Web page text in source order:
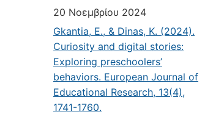
20 Νοεμβρίου 2024
Gkantia, E., & Dinas, K. (2024).
Curiosity and digital stories:
Exploring preschoolers’
behaviors. European Journal of
Educational Research, 13(4),
1741-1760.